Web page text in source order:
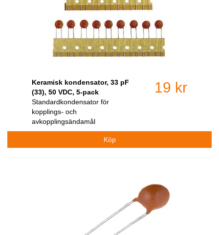
Keramisk kondensator, 33 pF
(33), 50 VDC, 5-pack
Standardkondensator för
kopplings- och
avkopplingsändamål
19 kr